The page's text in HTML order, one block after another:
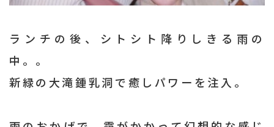
ランチの後、シトシト降りしきる雨の
中。。
新緑の大滝鍾乳洞で癒しパワーを注入。